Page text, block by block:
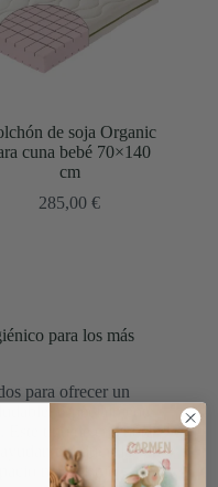
de soja Organic
cuna bebé 70×140
cm
285,00€
para los más
para ofrecer un
especialmente
Este tipo de colchón
a reducir la
más limpio